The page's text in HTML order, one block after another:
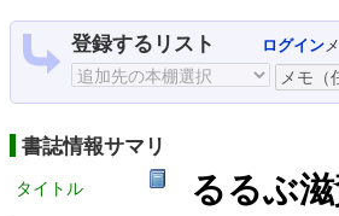
登録するリスト ログイン
書誌情報サマリ
タイトル るるぶ